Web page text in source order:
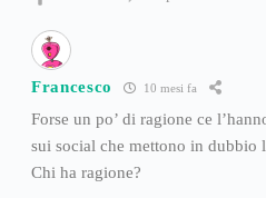
Francesco 10 mesi fa
Forse un po’ di ragione ce
sui social che mettono in dubbio
Chi ha ragione?